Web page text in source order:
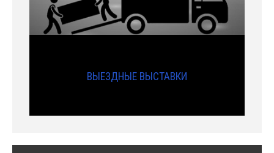
ВЫЕЗДНЫЕ ВЫСТАВКИ